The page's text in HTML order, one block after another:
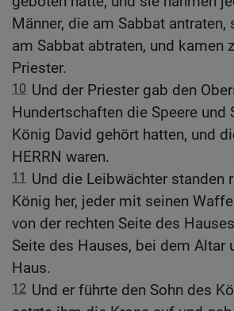
Männer, die am Sabbat antraten,
am Sabbat abtraten, und kamen
Priester.
10 Und der Priester gab den
Hundertschaften die Speere und
König David gehört hatten, und
HERRN waren.
11
Und die Leibwächter standen
König her, jeder mit seinen
von der rechten Seite des
Seite des Hauses, bei dem Altar
Haus.
12 Und er führte den Sohn des